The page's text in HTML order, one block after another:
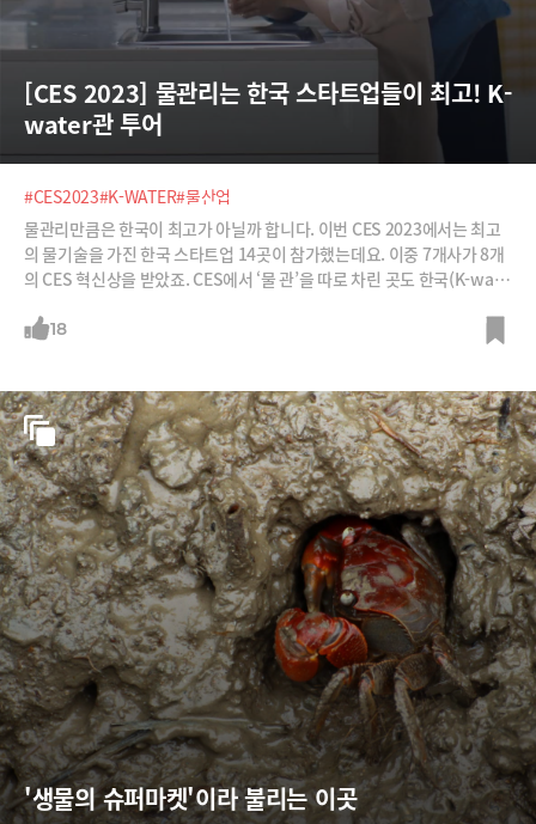
[CES 2023] 물관리는 한국 스타트업들이 최고! K-
water관 투어
#CES2023#K-WATER#물산업
물관리만큼은 한국이 최고가 아닐까 합니다. 이번 CES 2023에서는 최고
의 물기술을 가진 한국 스타트업 14곳이 참가했는데요. 이중 7개사가 8개
의 CES 혁신상을 받았죠. CES에서 ‘물 관’을 따로 차린 곳도 한국(K-wate
기같은 장비로 수질을 모니터링하고 정화하는 회사, 세제없이 물로만 살균
18
'생물의 슈퍼마켓'이라 불리는 이곳